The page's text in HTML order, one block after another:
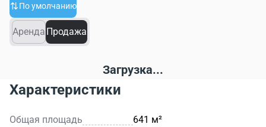
По умолчанию
Аренда Продажа
Загрузка...
Характеристики
Общая площадь 641 м²